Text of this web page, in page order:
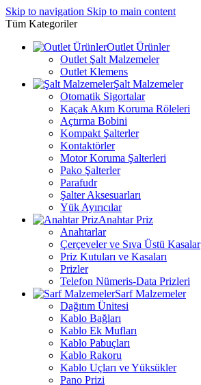
Skip to navigation Skip to main content
Tüm Kategoriler
Outlet Ürünler
Outlet Şalt Malzemeler
Outlet Klemens
Şalt Malzemeler
Otomatik Sigortalar
Kaçak Akım Koruma Röleleri
Açtırma Bobini
Kompakt Şalterler
Kontaktörler
Motor Koruma Şalterleri
Pako Şalterler
Parafudr
Şalter Aksesuarları
Yük Ayırıcılar
Anahtar Priz
Anahtarlar
Çerçeveler ve Sıva Üstü Kasalar
Priz Kutuları ve Kasaları
Prizler
Telefon Nümeris-Data Prizleri
Sarf Malzemeler
Dağıtım Ünitesi
Kablo Bağları
Kablo Ek Mufları
Kablo Pabuçları
Kablo Rakoru
Kablo Uçları ve Yüksükler
Pano Prizi